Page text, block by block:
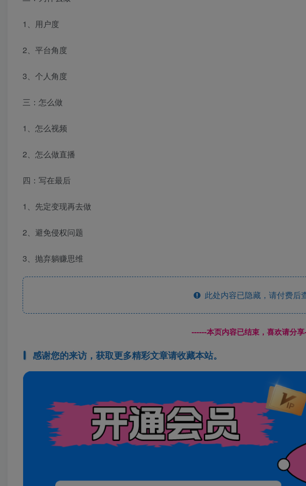
1、用户度
2、平台角度
3、个人角度
三：怎么做
1、怎么视频
2、怎么做直播
四：写在最后
1、先定变现再去做
2、避免侵权问题
3、抛弃躺赚思维
此处内容已隐藏，请付费后
------本页内容已结束，喜欢请分
感谢您的来访，获取更多精彩文章请收藏本站。